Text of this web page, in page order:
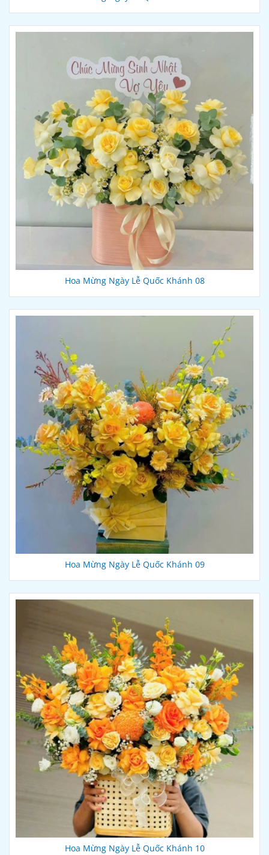
Hoa Mừng Ngày Lễ Quốc Khánh 08
Hoa Mừng Ngày Lễ Quốc Khánh 09
Hoa Mừng Ngày Lễ Quốc Khánh 10